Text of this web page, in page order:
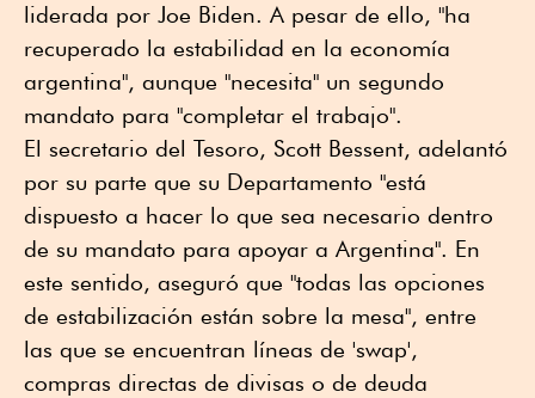
liderada por Joe Biden. A pesar de ello, "ha
recuperado la estabilidad en la economía
argentina", aunque "necesita" un segundo
mandato para "completar el trabajo".
El secretario del Tesoro, Scott Bessent, adelantó
por su parte que su Departamento "está
dispuesto a hacer lo que sea necesario dentro
de su mandato para apoyar a Argentina". En
este sentido, aseguró que "todas las opciones
de estabilización están sobre la mesa", entre
las que se encuentran líneas de 'swap',
compras directas de divisas o de deuda